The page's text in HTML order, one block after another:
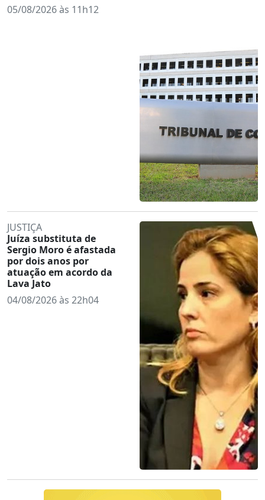
05/08/2026 às 11h12
JUSTIÇA
Juíza substituta de
Sergio Moro é afastada
por dois anos por
atuação em acordo da
Lava Jato
04/08/2026 às 22h04